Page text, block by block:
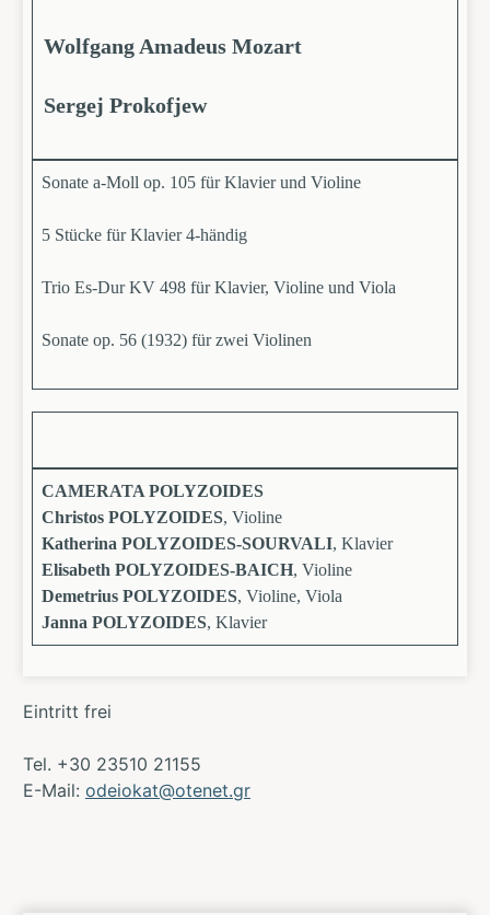
Wolfgang Amadeus Mozart
Sergej Prokofjew
Sonate a-Moll op. 105 für Klavier und Violine
5 Stücke für Klavier 4-händig
Trio Es-Dur KV 498 für Klavier, Violine und Viola
Sonate op. 56 (1932) für zwei Violinen
CAMERATA POLYZOIDES
Christos POLYZOIDES, Violine
Katherina POLYZOIDES-SOURVALI, Klavier
Elisabeth POLYZOIDES-BAICH, Violine
Demetrius POLYZOIDES, Violine, Viola
Janna POLYZOIDES, Klavier
Eintritt frei
Tel. +30 23510 21155
E-Mail: odeiokat@otenet.gr